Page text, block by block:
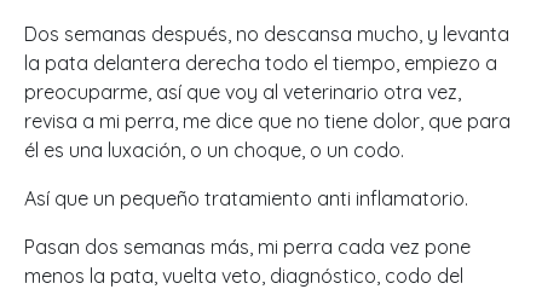
Dos semanas después, no descansa mucho, y levanta
la pata delantera derecha todo el tiempo, empiezo a
preocuparme, así que voy al veterinario otra vez,
revisa a mi perra, me dice que no tiene dolor, que para
él es una luxación, o un choque, o un codo.
Así que un pequeño tratamiento anti inflamatorio.
Pasan dos semanas más, mi perra cada vez pone
menos la pata, vuelta veto, diagnóstico, codo del